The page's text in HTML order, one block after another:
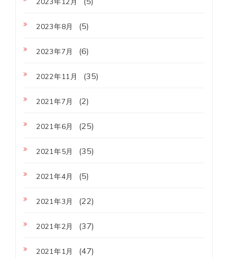
2023年8月 (5)
2023年7月 (6)
2022年11月 (35)
2021年7月 (2)
2021年6月 (25)
2021年5月 (35)
2021年4月 (5)
2021年3月 (22)
2021年2月 (37)
2021年1月 (47)